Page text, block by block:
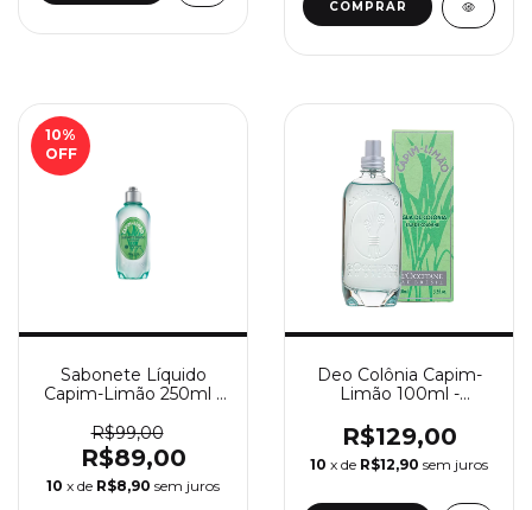
10%
OFF
Sabonete Líquido
Capim-Limão 250ml -
R$99,00
R$89,00
10 x de R$8,90 sem juros
Deo Colônia Capim-
Limão 100ml -
R$129,00
10 x de R$12,90 sem juros